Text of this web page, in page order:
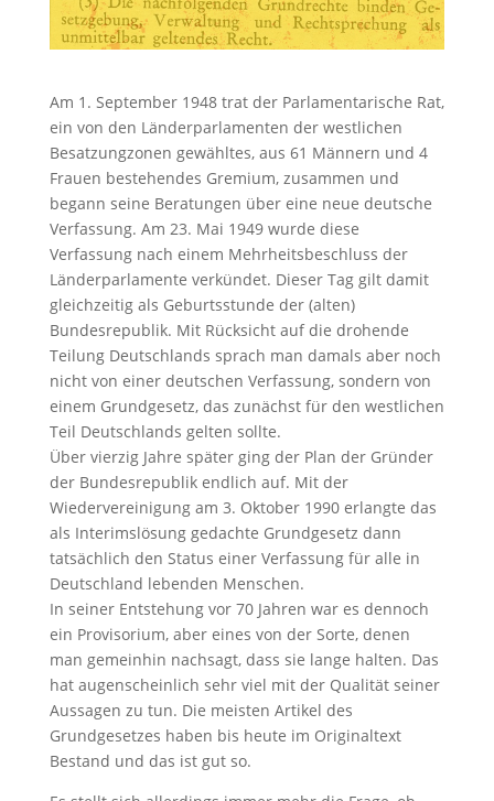
Am 1. September 1948 trat der Parlamentarische Rat,
ein von den Länderparlamenten der westlichen
Besatzungzonen gewähltes, aus 61 Männern und 4
Frauen bestehendes Gremium, zusammen und
begann seine Beratungen über eine neue deutsche
Verfassung. Am 23. Mai 1949 wurde diese
Verfassung nach einem Mehrheitsbeschluss der
Länderparlamente verkündet. Dieser Tag gilt damit
gleichzeitig als Geburtsstunde der (alten)
Bundesrepublik. Mit Rücksicht auf die drohende
Teilung Deutschlands sprach man damals aber noch
nicht von einer deutschen Verfassung, sondern von
einem Grundgesetz, das zunächst für den westlichen
Teil Deutschlands gelten sollte.
Über vierzig Jahre später ging der Plan der Gründer
der Bundesrepublik endlich auf. Mit der
Wiedervereinigung am 3. Oktober 1990 erlangte das
als Interimslösung gedachte Grundgesetz dann
tatsächlich den Status einer Verfassung für alle in
Deutschland lebenden Menschen.
In seiner Entstehung vor 70 Jahren war es dennoch
ein Provisorium, aber eines von der Sorte, denen
man gemeinhin nachsagt, dass sie lange halten. Das
hat augenscheinlich sehr viel mit der Qualität seiner
Aussagen zu tun. Die meisten Artikel des
Grundgesetzes haben bis heute im Originaltext
Bestand und das ist gut so.